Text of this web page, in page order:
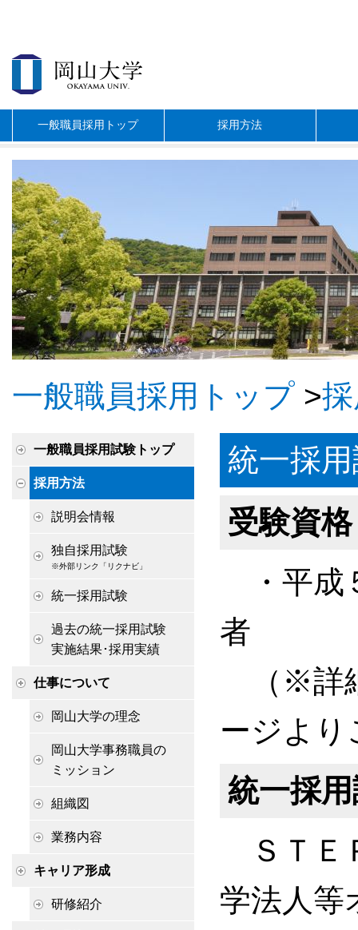
一般職員採用トップ 採用方法
一般職員採用トップ >
一般職員採用試験トップ
採用方法
説明会情報
独自採用試験
※外部リンク「リクナビ」
統一採用試験
過去の統一採用試験
実施結果･採用実績
仕事について
岡山大学の理念
岡山大学事務職員の
ミッション
組織図
業務内容
キャリア形成
研修紹介
統一採
受験資格
・平成
者
（※詳
ージより
統一採
ＳＴＥ
学法人等